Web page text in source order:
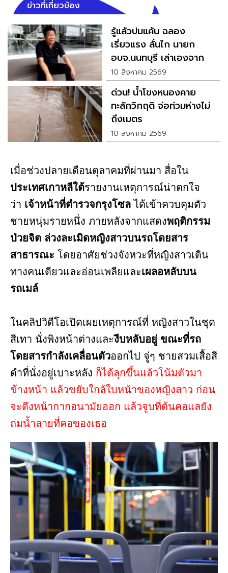
ข่าวที่เกี่ยวข้อง
รู้แล้วปมแค้น ฉลอง
เรี่ยวแรง ลั่นไก นายก
อบจ.นนทบุรี เล่าเองจาก
ปาก
10 สิงหาคม 2569
ด่วน! น้ำโขงหนองคาย
ทะลักวิกฤติ จ่อท่วมห่างไม่
ถึงเมตร
10 สิงหาคม 2569
เมื่อช่วงปลายเดือนตุลาคมที่ผ่านมา สื่อใน
ประเทศเกาหลีใต้รายงานเหตุการณ์น่าตกใจ
ว่า เจ้าหน้าที่ตำรวจกรุงโซลได้เข้าควบคุมตัว
ชายหนุ่มรายหนึ่ง ภายหลังจากแสดงพฤติกรรม
ป่วยจิต ล่วงละเมิดหญิงสาวบนรถโดยสาร
สาธารณะ โดยอาศัยช่วงจังหวะที่หญิงสาวเดิน
ทางคนเดียวและอ่อนเพลียและเผลอหลับบน
รถเมล์
ในคลิปวิดีโอเปิดเผยเหตุการณ์ที่ หญิงสาวในชุด
สีเทา นั่งพิงหน้าต่างและงีบหลับอยู่ ขณะที่รถ
โดยสารกำลังเคลื่อนตัวออกไป จู่ๆ ชายสวมเสื้อสี
ดำที่นั่งอยู่เบาะหลัง ก็ได้ลุกขึ้นแล้วโน้มตัวมา
ข้างหน้า แล้วขยับใกล้ใบหน้าของหญิงสาว ก่อน
จะดึงหน้ากากอนามัยออก แล้วจูบที่ต้นคอแลยัง
ถ่มน้ำลายที่คอของเธอ